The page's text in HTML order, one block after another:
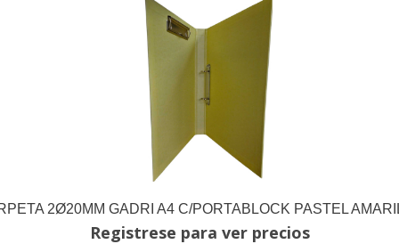
2Ø20MM GADRI A4 C/PORTABLOCK PASTEL
Registrese para ver precios